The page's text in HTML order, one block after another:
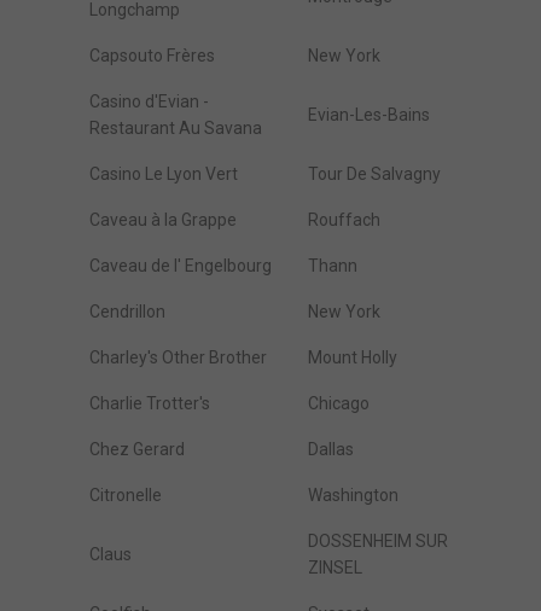
Longchamp
Capsouto Frères New York
Casino d'Evian -
Restaurant Au Savana
Evian-Les-Bains
Casino Le Lyon Vert Tour De Salvagny
Caveau à la Grappe Rouffach
Caveau de l' Engelbourg Thann
Cendrillon New York
Charley's Other Brother Mount Holly
Charlie Trotter's Chicago
Chez Gerard Dallas
Citronelle Washington
Claus
DOSSENHEIM SUR
ZINSEL